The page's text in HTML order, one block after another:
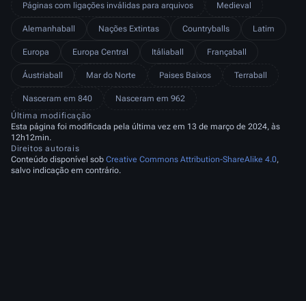
Páginas com ligações inválidas para arquivos Medieval
Alemanhaball Nações Extintas Countryballs Latim
Europa Europa Central Itáliaball Françaball
Áustriaball Mar do Norte Paises Baixos Terraball
Nasceram em 840
Nasceram em 962
Última modificação
Esta página foi modificada pela última vez em 13 de março de 2024, às
12h12min.
Direitos autorais
Conteúdo disponível sob Creative Commons Attribution-ShareAlike 4.0,
salvo indicação em contrário.